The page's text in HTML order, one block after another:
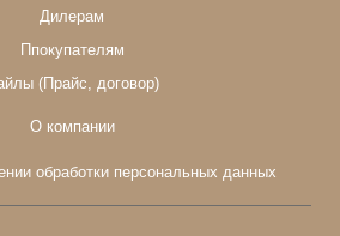
Дилерам
Ппокупателям
(Прайс, договор)
О компании
обработки персональных данных